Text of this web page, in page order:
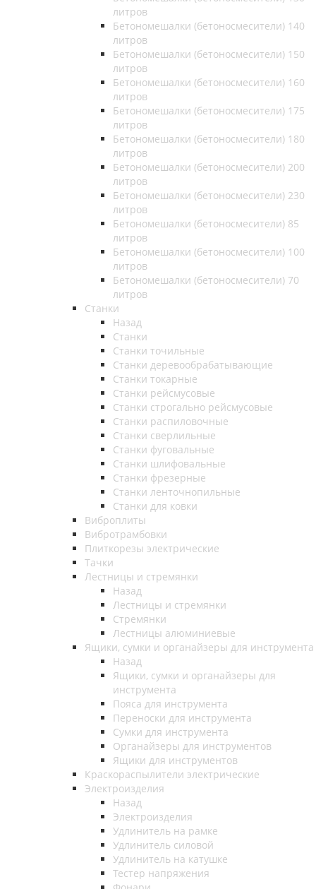
литров
Бетономешалки (бетоносмесители) 140
литров
Бетономешалки (бетоносмесители) 150
литров
Бетономешалки (бетоносмесители) 160
литров
Бетономешалки (бетоносмесители) 175
литров
Бетономешалки (бетоносмесители) 180
литров
Бетономешалки (бетоносмесители) 200
литров
Бетономешалки (бетоносмесители) 230
литров
Бетономешалки (бетоносмесители) 85
литров
Бетономешалки (бетоносмесители) 100
литров
Бетономешалки (бетоносмесители) 70
литров
Станки
Назад
Станки
Станки точильные
Станки деревообрабатывающие
Станки токарные
Станки рейсмусовые
Станки строгально рейсмусовые
Станки распиловочные
Станки сверлильные
Станки фуговальные
Станки шлифовальные
Станки фрезерные
Станки ленточнопильные
Станки для ковки
Виброплиты
Вибротрамбовки
Плиткорезы электрические
Тачки
Лестницы и стремянки
Назад
Лестницы и стремянки
Стремянки
Лестницы алюминиевые
Ящики, сумки и органайзеры для инструмента
Назад
Ящики, сумки и органайзеры для
инструмента
Пояса для инструмента
Переноски для инструмента
Сумки для инструмента
Органайзеры для инструментов
Ящики для инструментов
Краскораспылители электрические
Электроизделия
Назад
Электроизделия
Удлинитель на рамке
Удлинитель силовой
Удлинитель на катушке
Тестер напряжения